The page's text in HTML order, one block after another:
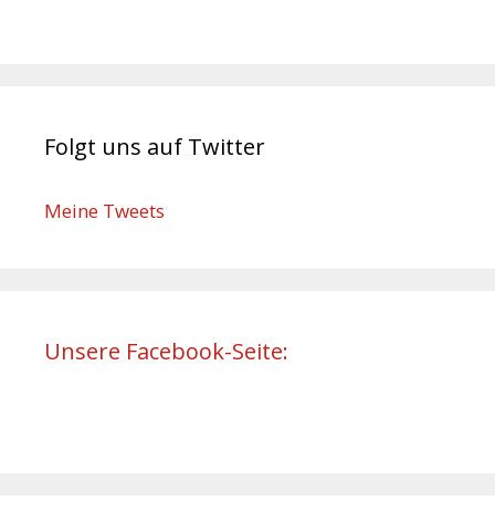
Folgt uns auf Twitter
Meine Tweets
Unsere Facebook-Seite: